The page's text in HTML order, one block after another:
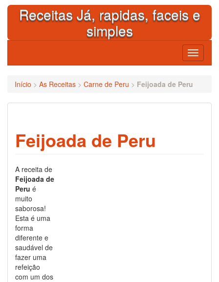
Skip
contentReceitas Já, rapidas, faceis e
simples
Toggle
Início > As Receitas > Carne de Peru > Feijoada de Peru
Feijoada de Peru
A receita de
Feijoada de
Peru é
muito
saborosa!
Esta é uma
forma
diferente e
saudável de
fazer uma
refeição
com um dos